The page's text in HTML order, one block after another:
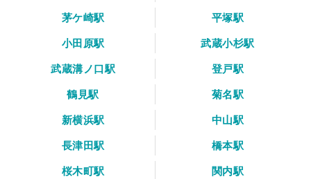
茅ケ崎駅
平塚駅
小田原駅
武蔵小杉駅
武蔵溝ノ口駅
登戸駅
鶴見駅
菊名駅
新横浜駅
中山駅
長津田駅
橋本駅
桜木町駅
関内駅